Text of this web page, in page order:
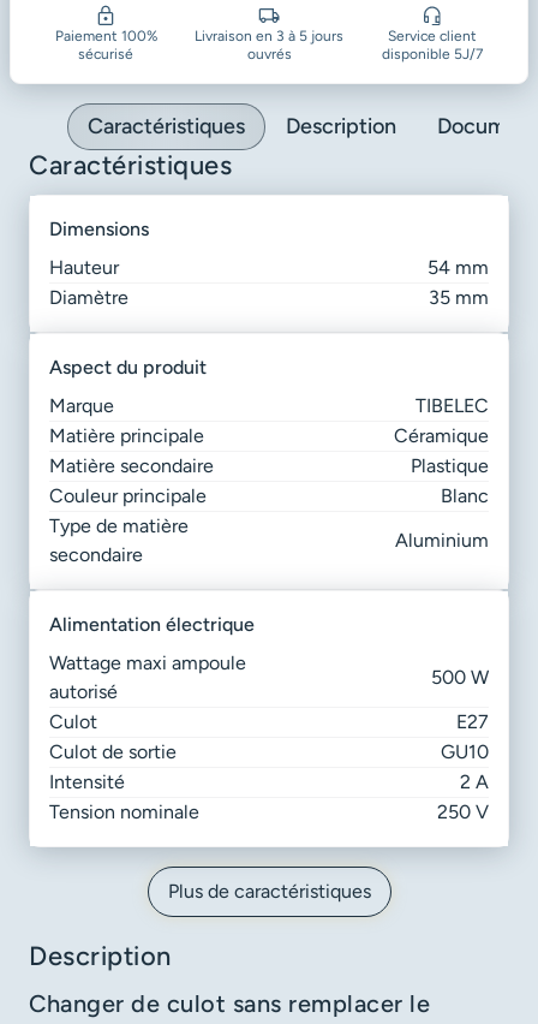
Paiement 100%
sécurisé
Livraison en 3 à 5 jours
ouvrés
Service client
disponible 5J/7
Caractéristiques Description
Caractéristiques
dimensions
Hauteur
54 mm
Diamètre
35 mm
aspect du produit
Marque
TIBELEC
Matière principale
Céramique
Matière secondaire
Plastique
Couleur principale
Blanc
Type de matière
secondaire
Aluminium
alimentation électrique
Wattage maxi ampoule
autorisé
500 W
Culot
E27
Culot de sortie
GU10
Intensité
2 A
Tension nominale
250 V
Plus de caractéristiques
Description
Changer de culot sans remplacer le